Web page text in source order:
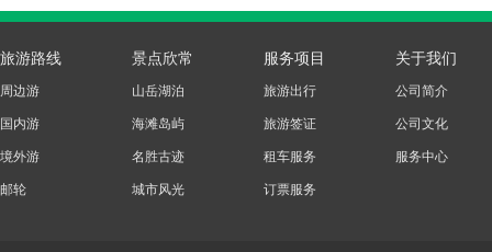
旅游路线
周边游
国内游
境外游
邮轮
景点欣常
山岳湖泊
海滩岛屿
名胜古迹
城市风光
服务项目
旅游出行
旅游签证
租车服务
订票服务
关于我们
公司简介
公司文化
服务中心